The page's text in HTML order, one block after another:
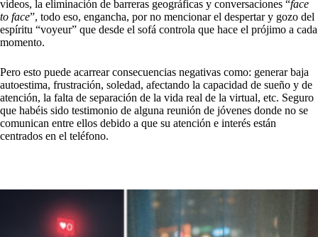
videos, la eliminación de barreras geográficas y conversaciones “face
to face”, todo eso, engancha, por no mencionar el despertar y gozo del
espíritu “voyeur” que desde el sofá controla que hace el prójimo a cada
momento.
Pero esto puede acarrear consecuencias negativas como: generar baja
autoestima, frustración, soledad, afectando la capacidad de sueño y de
atención, la falta de separación de la vida real de la virtual, etc. Seguro
que habéis sido testimonio de alguna reunión de jóvenes donde no se
comunican entre ellos debido a que su atención e interés están
centrados en el teléfono.